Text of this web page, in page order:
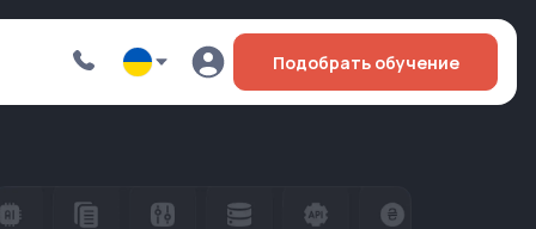
Подобрать обучение